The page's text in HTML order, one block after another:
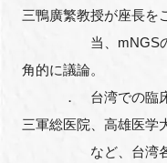
三鴨廣繁教授が
当、mNGSの臨
角的に議論。
． 台湾での臨床エ
三軍総医院、高雄医学
など、台湾各地